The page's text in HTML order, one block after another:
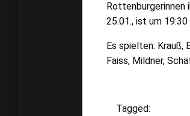
Rottenburgerinnen
25.01., ist um 19:30
Es spielten:
Faiss, Mildner,
Tagged: